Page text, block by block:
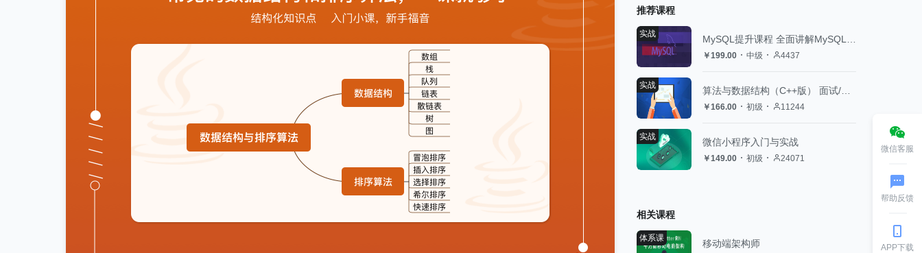
推荐课程
实战
￥199.00 中级 4437
实战
￥166.00 初级 11244
实战 微信小程序入门与实战
￥149.00 初级 24071
相关课程
体系课 移动端架构师
微信客服
帮助反馈
APP下载